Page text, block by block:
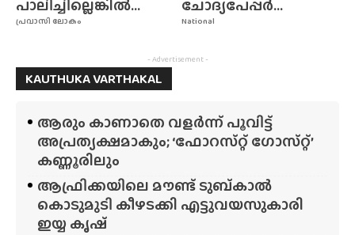
പ്രവാസി ലോകം
പാലിച്ചില്ലെങ്കിൽ...
National
ചോദ്യപേപ്പർ...
- Advertisement -
KAUTHUKA VARTHAKAL
ആരും കാണാതെ വളർന്ന് പൂവിട്ട്
അപ്രത്യക്ഷമാകും; ‘ഫോറസ്‌റ്റ്‌ ഗോസ്‌റ്റ്’
കണ്ണൂരിലും
ആഫ്രിക്കയിലെ മൗണ്ട് ടുബ്‌കാൽ
കൊടുമുടി കീഴടക്കി എട്ടുവയസുകാരി
ഇയ്യ കൃഷ്